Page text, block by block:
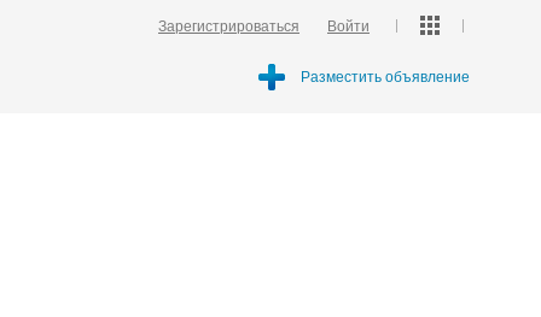
Зарегистрироваться Войти
Разместить объявление